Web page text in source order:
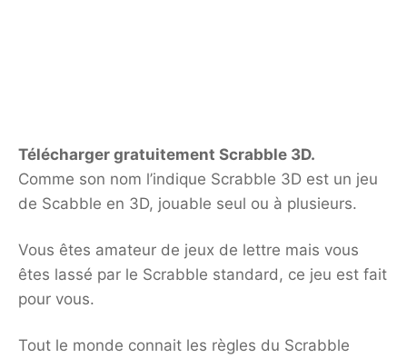
Télécharger gratuitement Scrabble 3D.
Comme son nom l’indique Scrabble 3D est un jeu
de Scabble en 3D, jouable seul ou à plusieurs.
Vous êtes amateur de jeux de lettre mais vous
êtes lassé par le Scrabble standard, ce jeu est fait
pour vous.
Tout le monde connait les règles du Scrabble